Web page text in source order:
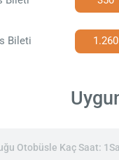
Bileti
Otobüsle Kaç Saat: